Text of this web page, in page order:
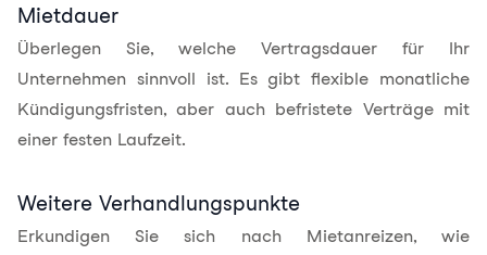
Mietdauer
Überlegen Sie, welche Vertragsdauer für Ihr
Unternehmen sinnvoll ist. Es gibt flexible monatliche
Kündigungsfristen, aber auch befristete Verträge mit
einer festen Laufzeit.
Weitere Verhandlungspunkte
Erkundigen Sie sich nach Mietanreizen, wie